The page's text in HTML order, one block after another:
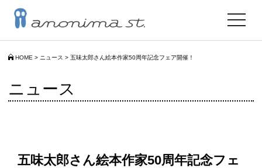
HOME > ニュース > 五味太郎さん絵本作家50周年記念フェア開催！
toggle
ニュース
五味太郎さん絵本作家50周年記念フェ